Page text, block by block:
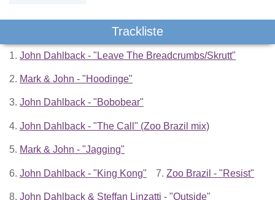
Trackliste
1. John Dahlback - "Leave The Breadcrumbs/Skrutt"
2. Mark & John - "Hoodinge"
3. John Dahlback - "Bobobear"
4. John Dahlback - "The Call" (Zoo Brazil mix)
5. Mark & John - "Jagging"
6. John Dahlback - "King Kong" 7. Zoo Brazil - "Resist"
8. John Dahlback & Steffan Linzatti - "Outside"